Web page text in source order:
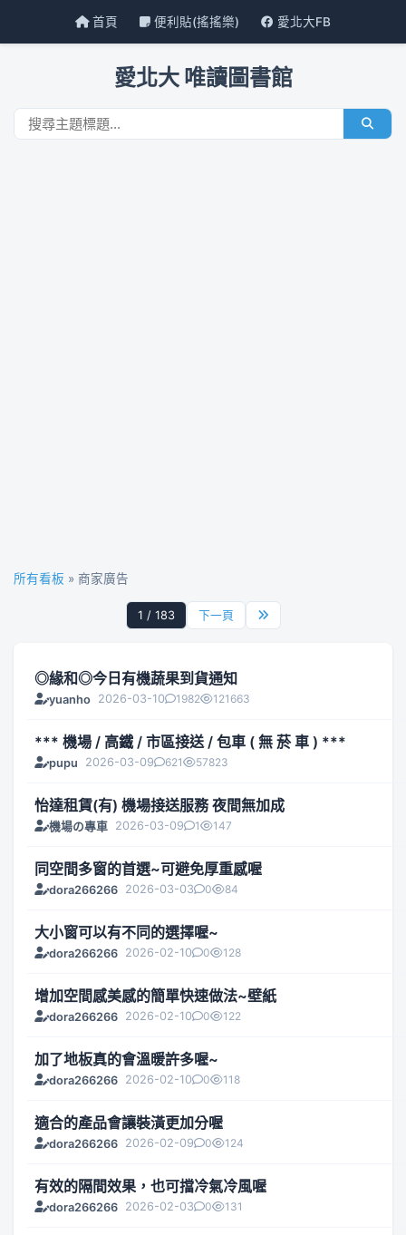
首頁 便利貼(搖搖樂) 愛北大FB
愛北大 唯讀圖書館
所有看板 » 商家廣告
1 / 183 下一頁
◎緣和◎今日有機蔬果到貨通知
yuanho 2026-03-10 1982 121663
*** 機場 / 高鐵 / 市區接送 / 包車 ( 無 菸 車 ) ***
pupu 2026-03-09 621 57823
怡達租賃(有) 機場接送服務 夜間無加成
機場の專車 2026-03-09 1 147
同空間多窗的首選~可避免厚重感喔
dora266266 2026-03-03 0 84
大小窗可以有不同的選擇喔~
dora266266 2026-02-10 0 128
增加空間感美感的簡單快速做法~壁紙
dora266266 2026-02-10 0 122
加了地板真的會溫暖許多喔~
dora266266 2026-02-10 0 118
適合的產品會讓裝潢更加分喔
dora266266 2026-02-09 0 124
有效的隔間效果，也可擋冷氣冷風喔
dora266266 2026-02-03 0 131